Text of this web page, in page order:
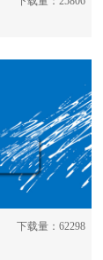
下载量：62298